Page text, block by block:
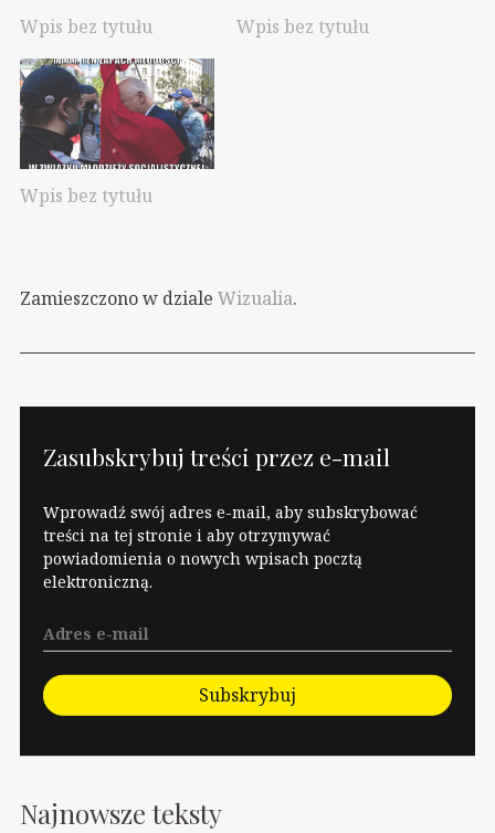
Wpis bez tytułu Wpis bez tytułu
Wpis bez tytułu
Zamieszczono w dziale Wizualia.
Zasubskrybuj treści przez e-mail
Wprowadź swój adres e-mail, aby subskrybować
treści na tej stronie i aby otrzymywać
powiadomienia o nowych wpisach pocztą
elektroniczną.
Subskrybuj
Najnowsze teksty